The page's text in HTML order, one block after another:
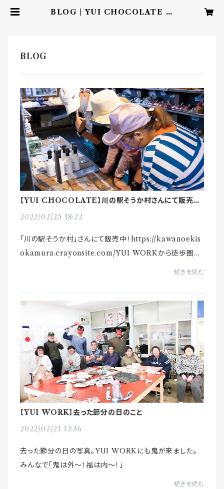
BLOG | YUI CHOCOLATE ‐
【YUI CHOCOLATE】川の駅そうか村さんにて販売
2022/02/25 18:22
「川の駅そうか村」さんにて販売中！https://kawanoekis
okamura.crayonsite.com/YUI WORKから徒歩圏内
にある「草加宿今様本陣」さんその施設内にあり、昨秋オー
続きを読む
【YUI WORK】去った節分の日のこと
2022/02/21 12:36
去った節分の日の写真。YUI WORKにも鬼が来ました。
みんなで「鬼は外〜！福は内〜！」
続きを読む